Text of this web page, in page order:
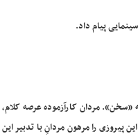
پیام داد.
«سخن». مردان کارآزموده عرصه کلام،
را مرهون مردانِ با تدبیر این